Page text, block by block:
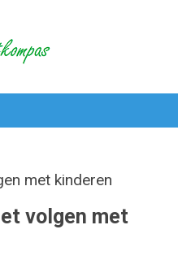
met kinderen
volgen met